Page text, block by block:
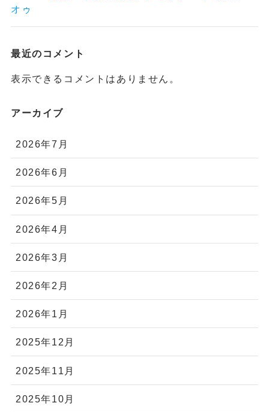
オゥ
最近のコメント
表示できるコメントはありません。
アーカイブ
2026年7月
2026年6月
2026年5月
2026年4月
2026年3月
2026年2月
2026年1月
2025年12月
2025年11月
2025年10月